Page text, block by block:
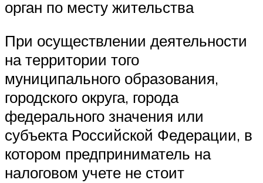
орган по месту жительства
При осуществлении деятельности
на территории того
муниципального образования,
городского округа, города
федерального значения или
субъекта Российской Федерации, в
котором предприниматель на
налоговом учете не стоит